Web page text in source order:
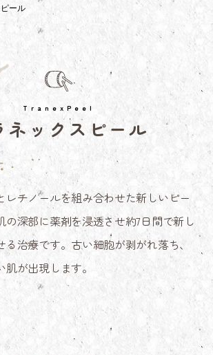
ール
TranexPeel
ネックスピール
レチノールを組み合わせた新しいピー
の深部に薬剤を浸透させ約7日間で新し
る治療です。古い細胞が剥がれ落ち、
が出現します。